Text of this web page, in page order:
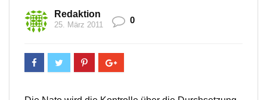
Redaktion
25. März 2011 0